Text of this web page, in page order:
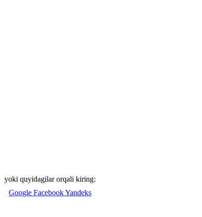
yoki quyidagilar orqali kiring:
Google FacebookYandeks